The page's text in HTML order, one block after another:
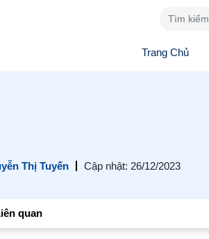
Trang Chủ
Thị Tuyến Cập nhật: 26/12/2023
quan